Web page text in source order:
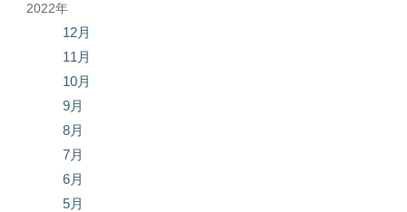
2022年
12月
11月
10月
9月
8月
7月
6月
5月